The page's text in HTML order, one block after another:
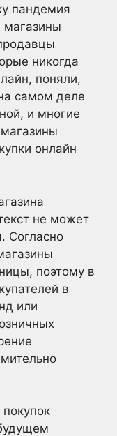
пандемия
магазины
никогда
поняли,
самом деле
и многие
онлайн
не может
Согласно
поэтому в
в
или